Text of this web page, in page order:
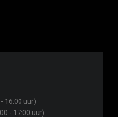
16:00 uur)
- 17:00 uur)